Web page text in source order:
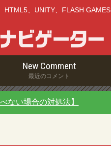
HTML5、UNITY、FLASH GAMES
New Comment
最近のコメント
ない場合の対処法】